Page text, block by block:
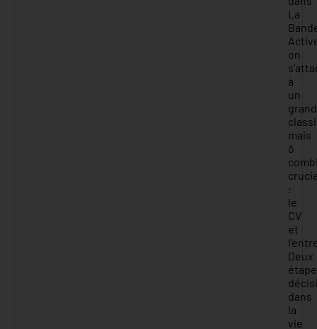
La
on
à
un
grand
mais
ô
:
le
CV
et
Deux
dans
la
vie